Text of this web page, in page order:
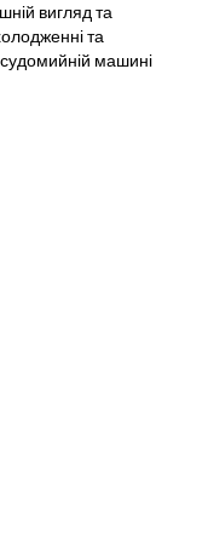
вигляд та
та
машині